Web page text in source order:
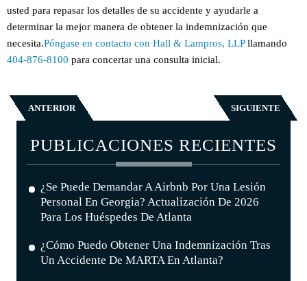
usted para repasar los detalles de su accidente y ayudarle a
determinar la mejor manera de obtener la indemnización que
necesita.Póngase en contacto con Hall & Lampros, LLPllamando
404-876-8100 para concertar una consulta inicial.
ANTERIOR SIGUIENTE
PUBLICACIONES RECIENTES
¿Se Puede Demandar A Airbnb Por Una Lesión
Personal En Georgia? Actualización De 2026
Para Los Huéspedes De Atlanta
¿Cómo Puedo Obtener Una Indemnización Tras
Un Accidente De MARTA En Atlanta?